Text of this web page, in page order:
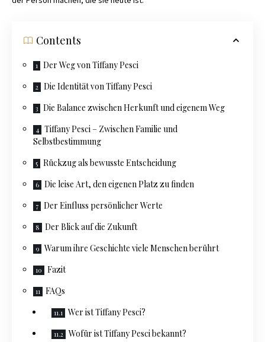
Contents
Der Weg von Tiffany Pesci
Die Identität von Tiffany Pesci
Die Balance zwischen Herkunft und eigenem Weg
Tiffany Pesci – Zwischen Familie und
Selbstbestimmung
Rückzug als bewusste Entscheidung
Die leise Art, den eigenen Platz zu finden
Der Einfluss persönlicher Werte
Der Blick auf die Zukunft
Warum ihre Geschichte viele Menschen berührt
Fazit
FAQs
Wer ist Tiffany Pesci?
Wofür ist Tiffany Pesci bekannt?